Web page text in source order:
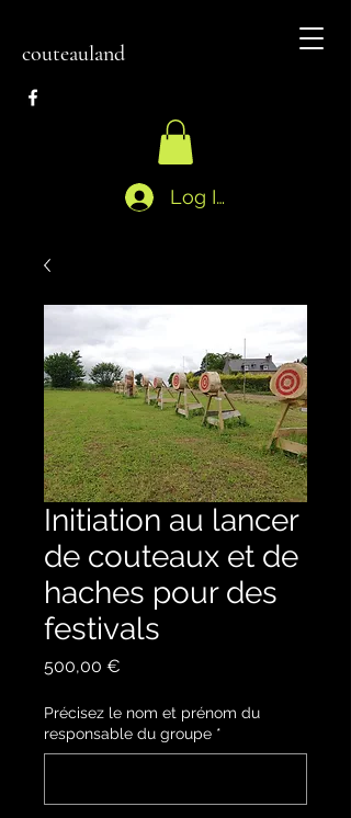
couteauland
Log In
Initiation au lancer
de couteaux et de
haches pour des
festivals
500,00 €
Précisez le nom et prénom du
responsable du groupe *